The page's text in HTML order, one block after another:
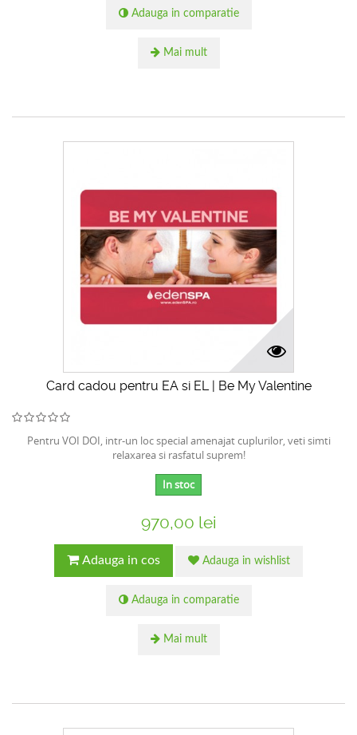
Adauga in comparatie
Mai mult
Card cadou pentru EA si EL | Be My Valentine
Pentru VOI DOI, intr-un loc special amenajat cuplurilor, veti simti
relaxarea si rasfatul suprem!
In stoc
970,00 lei
Adauga in cos Adauga in wishlist
Adauga in comparatie
Mai mult